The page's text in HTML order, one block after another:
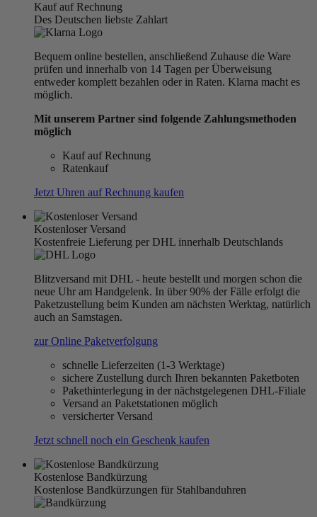
Kauf auf Rechnung
Des Deutschen liebste Zahlart
Bequem online bestellen, anschließend Zuhause die Ware
prüfen und innerhalb von 14 Tagen per Überweisung
entweder komplett bezahlen oder in Raten. Klarna macht es
möglich.
Mit unserem Partner sind folgende Zahlungsmethoden
möglich
Kauf auf Rechnung
Ratenkauf
Jetzt Uhren auf Rechnung kaufen
Kostenloser Versand
Kostenfreie Lieferung per DHL innerhalb Deutschlands
Blitzversand mit DHL - heute bestellt und morgen schon die
neue Uhr am Handgelenk. In über 90% der Fälle erfolgt die
Paketzustellung beim Kunden am nächsten Werktag, natürlich
auch an Samstagen.
zur Online Paketverfolgung
schnelle Lieferzeiten (1-3 Werktage)
sichere Zustellung durch Ihren bekannten Paketboten
Pakethinterlegung in der nächstgelegenen DHL-Filiale
Versand an Paketstationen möglich
versicherter Versand
Jetzt schnell noch ein Geschenk kaufen
Kostenlose Bandkürzung
Kostenlose Bandkürzungen für Stahlbanduhren